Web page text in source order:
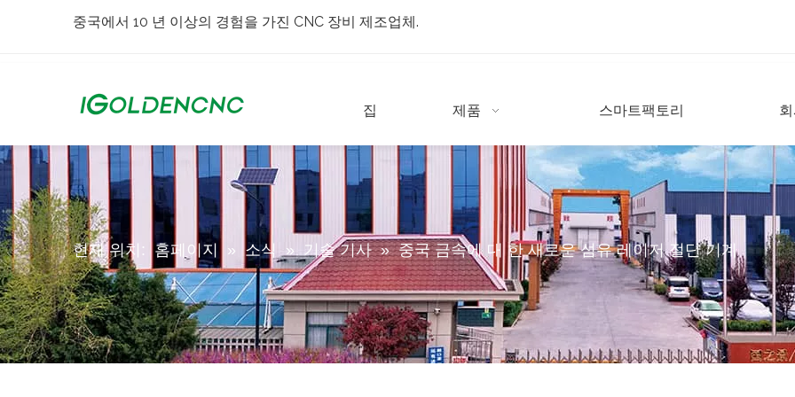
중국에서 10 년 이상의 경험을 가진 CNC 장비 제조업체.
집 제품 스마트팩토리
현재 위치: 홈페이지 » 소식 » 기술 기사 » 중국 금속에 대 한 새로운 섬유 레이저 절단 기계